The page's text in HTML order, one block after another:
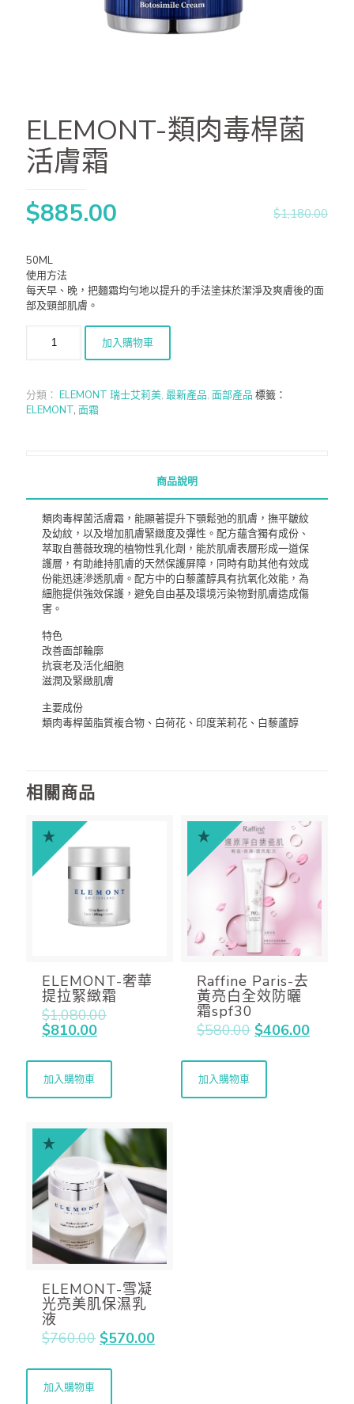
ELEMONT-類肉毒桿菌
活膚霜
$1,180.00
$885.00
50ML
使用方法
每天早、晚，把麵霜均勻地以提升的手法塗抹於潔淨及爽膚後的面
部及頸部肌膚。
加入購物車
分類： ELEMONT 瑞士艾莉美, 最新產品, 面部產品 標籤：
ELEMONT, 面霜
商品說明
類肉毒桿菌活膚霜，能顯著提升下顎鬆弛的肌膚，撫平皺紋
及幼紋，以及增加肌膚緊緻度及彈性。配方蘊含獨有成份、
萃取自薔薇玫瑰的植物性乳化劑，能於肌膚表層形成一道保
護層，有助維持肌膚的天然保護屏障，同時有助其他有效成
份能迅速滲透肌膚。配方中的白藜蘆醇具有抗氧化效能，為
細胞提供強效保護，避免自由基及環境污染物對肌膚造成傷
害。
特色
改善面部輪廓
抗衰老及活化細胞
滋潤及緊緻肌膚
主要成份
類肉毒桿菌脂質複合物、白荷花、印度茉莉花、白藜蘆醇
相關商品
ELEMONT-奢華
提拉緊緻霜
$1,080.00
$810.00
加入購物車
Raffine Paris-去
黃亮白全效防曬
霜spf30
$580.00 $406.00
加入購物車
ELEMONT-雪凝
光亮美肌保濕乳
液
$760.00 $570.00
加入購物車